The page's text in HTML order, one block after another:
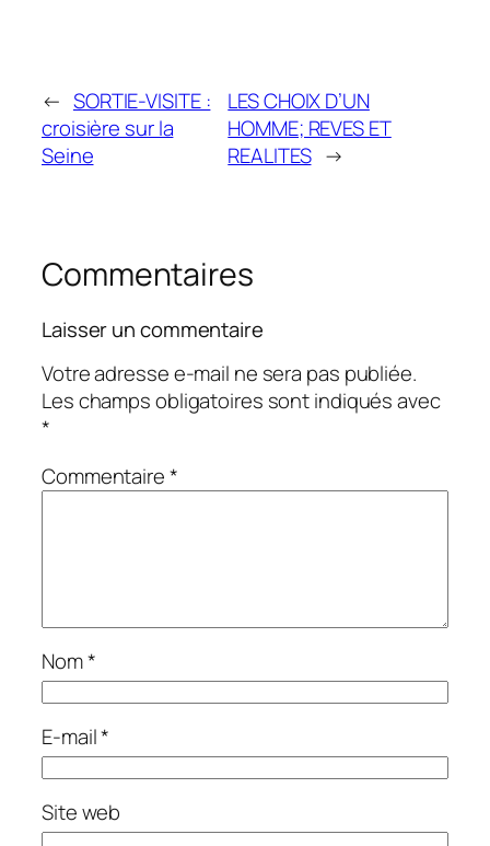
← SORTIE-VISITE :
croisière sur la
Seine
LES CHOIX D’UN
HOMME; REVES ET
REALITES →
Commentaires
Laisser un commentaire
Votre adresse e-mail ne sera pas publiée.
Les champs obligatoires sont indiqués avec
*
Commentaire*
Nom*
E-mail*
Site web